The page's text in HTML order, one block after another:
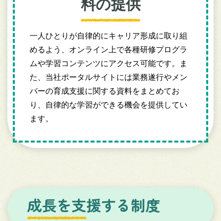
料の提供
一人ひとりが自律的にキャリア形成に取り組
めるよう、オンライン上で各種研修プログラ
ムや学習コンテンツにアクセス可能です。ま
た、当社ポータルサイトには業務遂行やメン
バーの育成支援に関する資料をまとめてお
り、自律的な学習ができる機会を提供してい
ます。
成長を支援する制度